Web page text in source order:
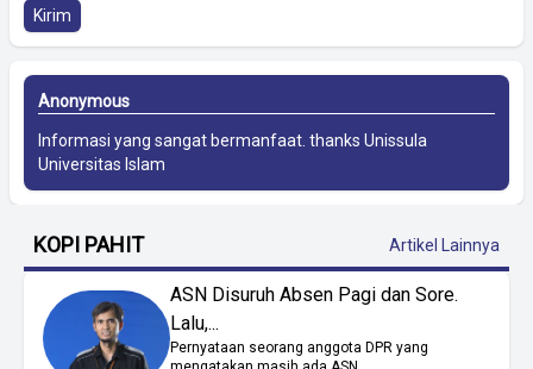
Kirim
Anonymous
Informasi yang sangat bermanfaat. thanks Unissula
Universitas Islam
KOPI PAHIT Artikel Lainnya
ASN Disuruh Absen Pagi dan Sore.
Lalu,...
Pernyataan seorang anggota DPR yang